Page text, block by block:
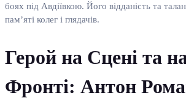
боях під Авдіївкою. Його відданість та
пам’яті колег і глядачів.
Герой на Сцені та
Фронті: Антон